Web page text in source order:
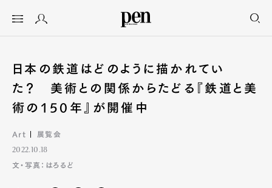
日本の鉄道はどのように描かれてい
た？ 美術との関係からたどる『鉄道と美
術の150年』が開催中
Art 展覧会
2022.10.18
文・写真：はろるど